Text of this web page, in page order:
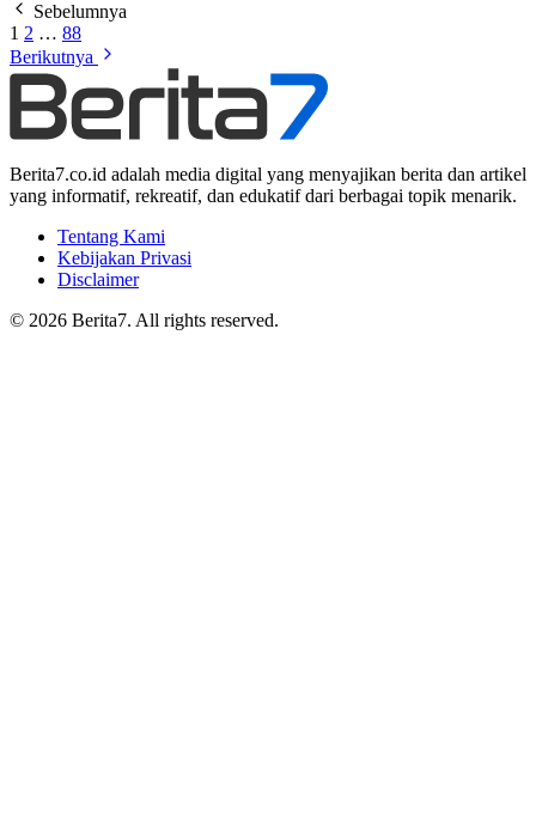
Sebelumnya
1 2 … 88
Berikutnya
Berita7.co.id adalah media digital yang menyajikan berita dan artikel
yang informatif, rekreatif, dan edukatif dari berbagai topik menarik.
Tentang Kami
Kebijakan Privasi
Disclaimer
© 2026 Berita7. All rights reserved.